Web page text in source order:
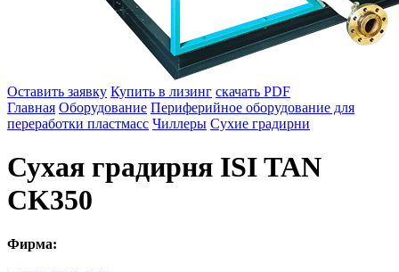
Оставить заявку Купить в лизинг скачать PDF
Главная Оборудование Периферийное оборудование для
переработки пластмасс Чиллеры Сухие градирни
Сухая градирня ISI TAN
CK350
Фирма: